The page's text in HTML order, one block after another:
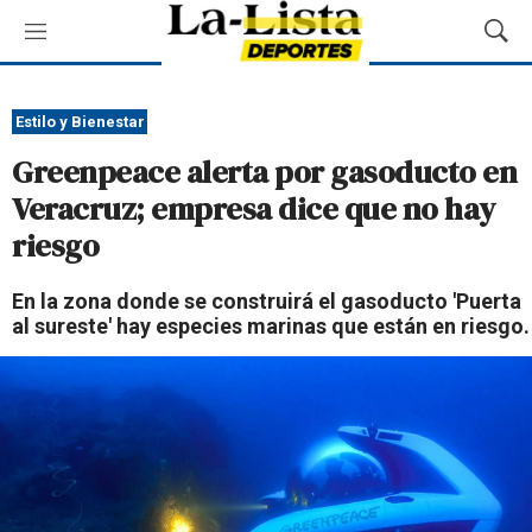
M
e
ú
M
o
a
r
q
u
e
Estilo y Bienestar
Greenpeace alerta por gasoducto en
Veracruz; empresa dice que no hay
riesgo
En la zona donde se construirá el gasoducto 'Puerta
al sureste' hay especies marinas que están en riesgo.